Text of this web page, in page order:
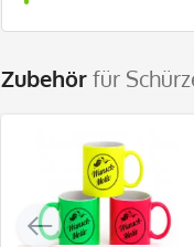
Zubehörfür